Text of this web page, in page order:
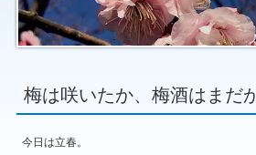
梅は咲いたか、梅酒はまだ
今日は立春。